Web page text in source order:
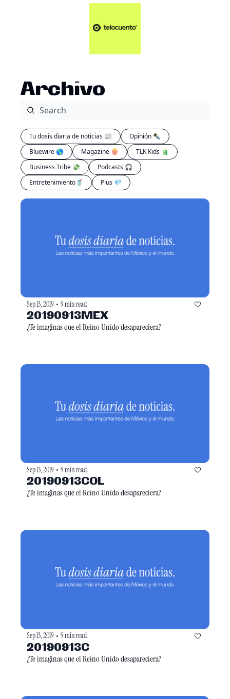
Artículos 📑
Plus 💎
Archivo
Tu dosis diaria de noticias 📰
Opinión ✒️
Bluewire 🌎
Magazine 🍿
TLK Kids 🧃
Business Tribe 💸
Podcasts 🎧
Entretenimiento🥤
Plus 💎
Sep 13, 2019 • 9 min read
20190913MEX
¿Te imaginas que el Reino Unido desapareciera?
Sep 13, 2019 • 9 min read
20190913COL
¿Te imaginas que el Reino Unido desapareciera?
Sep 13, 2019 • 9 min read
20190913C
¿Te imaginas que el Reino Unido desapareciera?